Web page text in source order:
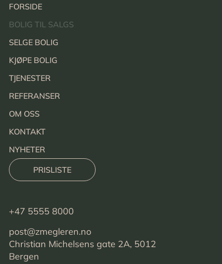
FORSIDE
BOLIG TIL SALGS
SELGE BOLIG
KJØPE BOLIG
TJENESTER
REFERANSER
OM OSS
KONTAKT
NYHETER
PRISLISTE
+47 5555 8000
post@zmegleren.no
Christian Michelsens gate 2A, 5012
Bergen